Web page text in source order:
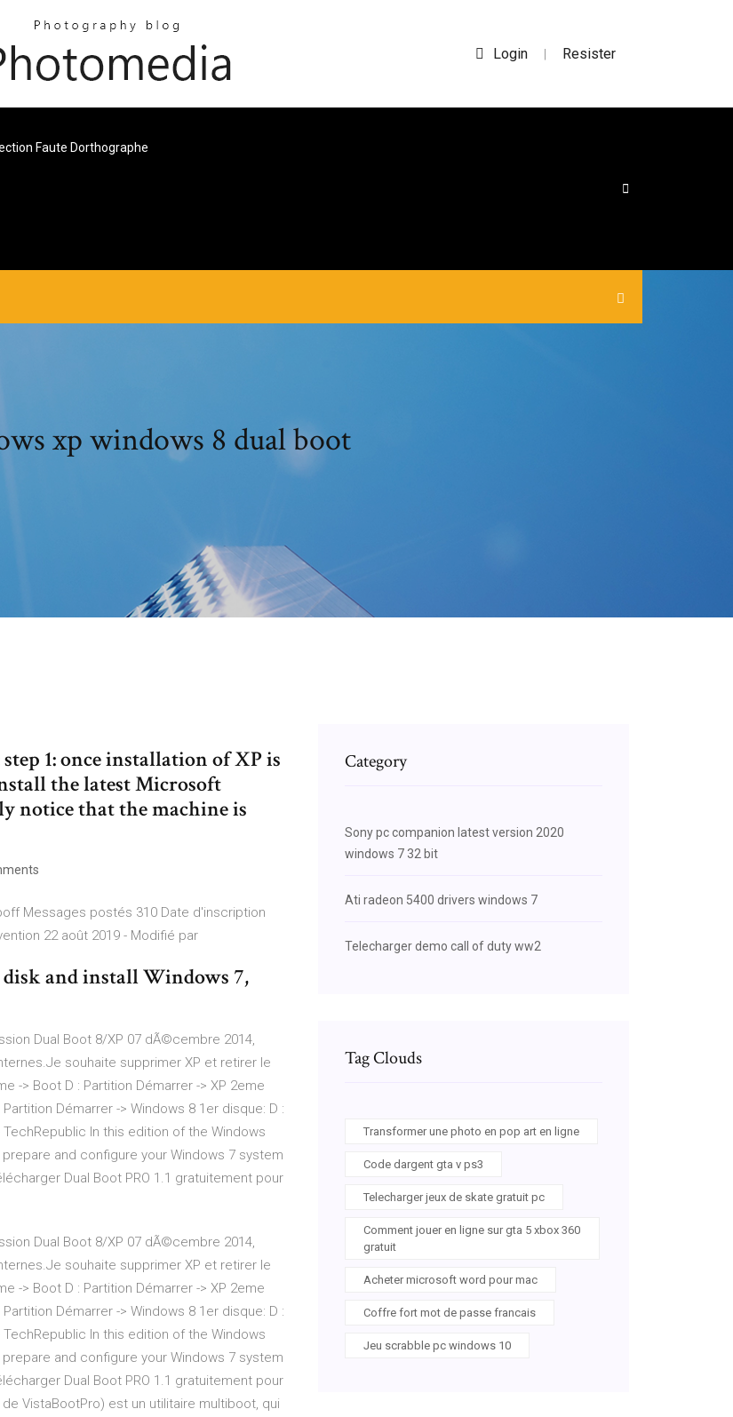
Login | Resister
Faute Dorthographe
xp windows 8 dual boot
1: once installation of XP is
the latest Microsoft
notice that the machine is
Messages postés 310 Date d'inscription
22 août 2019 - Modifié par
disk and install Windows 7,
Dual Boot 8/XP 07 dÃ©cembre 2014,
souhaite supprimer XP et retirer le
-> Boot D : Partition Démarrer -> XP 2eme
Démarrer -> Windows 8 1er disque: D :
In this edition of the Windows
and configure your Windows 7 system
Dual Boot PRO 1.1 gratuitement pour
Dual Boot 8/XP 07 dÃ©cembre 2014,
souhaite supprimer XP et retirer le
-> Boot D : Partition Démarrer -> XP 2eme
Démarrer -> Windows 8 1er disque: D :
In this edition of the Windows
and configure your Windows 7 system
Dual Boot PRO 1.1 gratuitement pour
VistaBootPro) est un utilitaire multiboot, qui
Category
Sony pc companion latest version 2020
windows 7 32 bit
Ati radeon 5400 drivers windows 7
Telecharger demo call of duty ww2
Tag Clouds
Transformer une photo en pop art en ligne
Code dargent gta v ps3
Telecharger jeux de skate gratuit pc
Comment jouer en ligne sur gta 5 xbox 360
gratuit
Acheter microsoft word pour mac
Coffre fort mot de passe francais
Jeu scrabble pc windows 10